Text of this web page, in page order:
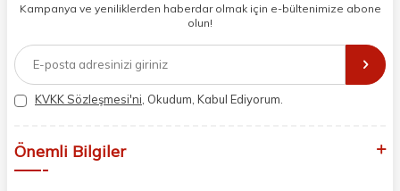
ihtiyaçlarını dinleyerek her zaman en iyisini sunmayı hedefliyor,
yeniliyoruz. Güvenilirliğimiz, samimiyetimiz ve kaliteye olan
bağlılığımızla güzellik yolculuğunuzda yanınızdayız.
Kampanya ve yeniliklerden haberdar olmak için e-bültenimize abone
olun!
KVKK Sözleşmesi'ni , Okudum, Kabul Ediyorum.
Önemli Bilgiler